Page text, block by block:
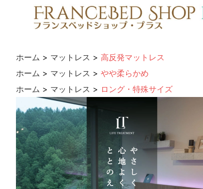
ホーム > マットレス > 高反発マットレス
ホーム > マットレス > やや柔らかめ
ホーム > マットレス > ロング・特殊サイズ